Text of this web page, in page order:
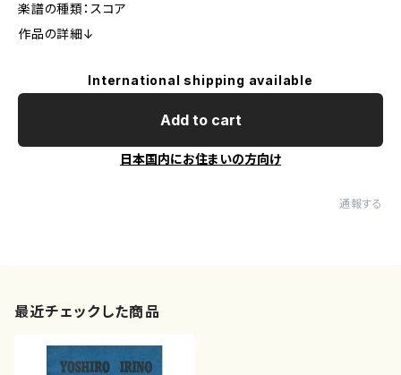
楽譜の種類：スコア
作品の詳細↓
International shipping available
Add to cart
日本国内にお住まいの方向け
通報する
最近チェックした商品